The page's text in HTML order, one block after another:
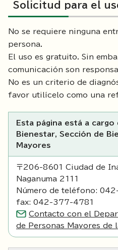
Solicitud para el
No se requiere ninguna
persona.
El uso es gratuito. Sin
comunicación son
No es un criterio de
favor utilícelo como una
Esta página está a
Bienestar, Sección de
Mayores
〒206-8601 Ciudad de
Naganuma 2111
Número de teléfono:
fax: 042-377-4781
Contacto con el
de Personas Mayores de